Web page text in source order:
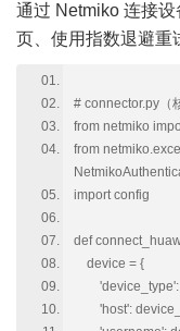
通过 Netmiko 连接
页、使用指数退避重
# connector.py（
from netmiko
from
import config
def
device = {
'device_type':
'host':